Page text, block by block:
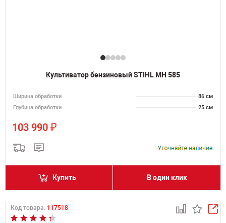
Культиватор бензиновый STIHL MH 585
Ширина обработки
86 см
Глубина обработки
25 см
103 990 ₽
Купить В один клик
Код товара: 117518